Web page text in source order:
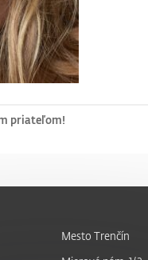
priateľom!
Mesto Trenčín